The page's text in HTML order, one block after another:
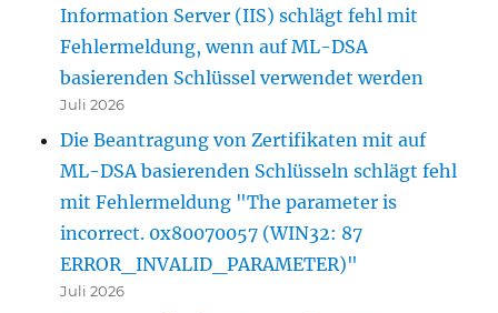
Information Server (IIS) schlägt fehl mit
Fehlermeldung, wenn auf ML-DSA
basierenden Schlüssel verwendet werden
Juli 2026
Die Beantragung von Zertifikaten mit auf
ML-DSA basierenden Schlüsseln schlägt fehl
mit Fehlermeldung "The parameter is
incorrect. 0x80070057 (WIN32: 87
ERROR_INVALID_PARAMETER)"
Juli 2026